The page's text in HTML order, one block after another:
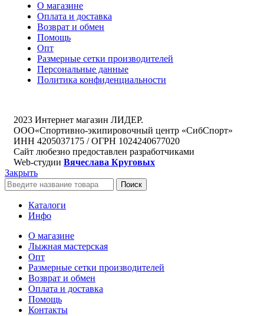
О магазине
Оплата и доставка
Возврат и обмен
Помощь
Опт
Размерные сетки производителей
Персональные данные
Политика конфиденциальности
2023 Интернет магазин ЛИДЕР.
ООО«Спортивно-экипировочный центр «СибСпорт»
ИНН 4205037175 / ОГРН 1024240677020
Сайт любезно предоставлен разработчиками
Web-студии Вячеслава Круговых
Закрыть
Поиск
Каталоги
Инфо
О магазине
Лыжная мастерская
Опт
Размерные сетки производителей
Возврат и обмен
Оплата и доставка
Помощь
Контакты